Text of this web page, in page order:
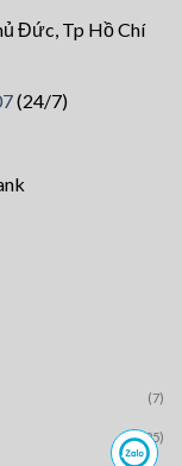
Đức, Tp Hồ Chí
(24/7)
(7)
(25)